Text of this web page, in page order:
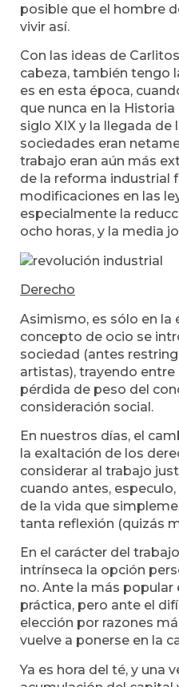
posible que el hombre
vivir así.
Con las ideas de
cabeza, también tengo
es en esta época,
que nunca en la
siglo XIX y la llegada de
sociedades eran
trabajo eran aún más
de la reforma industrial
modificaciones en las
especialmente la
ocho horas, y la media
Derecho
Asimismo, es sólo en la
concepto de ocio se
sociedad (antes
artistas), trayendo entre
pérdida de peso del
consideración social.
En nuestros días, el
la exaltación de los
considerar al trabajo
cuando antes,
de la vida que
tanta reflexión (quizás
En el carácter del
intrínseca la opción
no. Ante la más
práctica, pero ante el
elección por razones
vuelve a ponerse en la
Ya es hora del té, y una